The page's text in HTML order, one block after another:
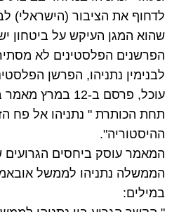
לדחוף את הציבור (הישראלי)
שהוא המגן העיקש על ביטחון
הפרשנים הפלסטינים לא
לבנימין נתניהו, הפרשן
עוכל, פרסם ב-12
תחת הכותרת " נתניהו אל פח
ההיסטוריה".
המאמר עוסק ביחסים הגרועים
הממשלה נתניהו לממשל
במילים: